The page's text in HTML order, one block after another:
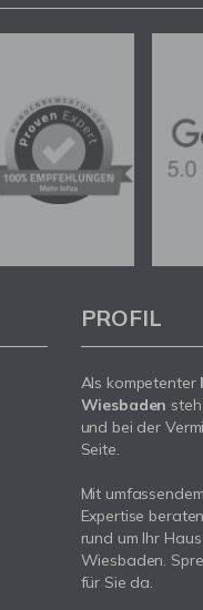
PROFIL
Als kompetenter
Wiesbaden
und bei der
Seite.
Mit
Expertise
rund um Ihr
Wiesbaden.
für Sie da.